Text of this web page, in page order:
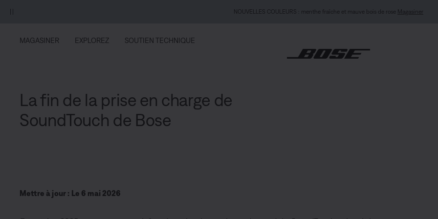
UNE EXCLUSIVITÉ MON BOSE : Nouveau Casque QuietComfort (2e génération). Se connecter ou
MAGASINER EXPLOREZ SOUTIEN TECHNIQUE
La fin de la prise en charge de
SoundTouch de Bose
Mettre à jour : Le 6 mai 2026